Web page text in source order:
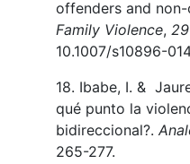
offenders and
Family Violence, 29
10.1007/s10896-
18. Ibabe, I. &
qué punto la
bidireccional?.
265-277.